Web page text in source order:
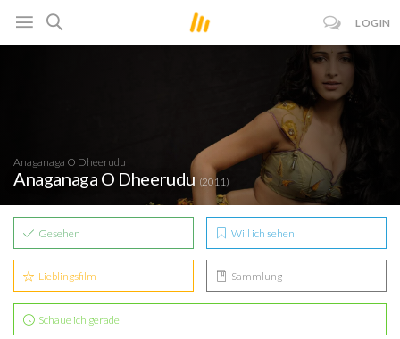
LOGIN
Anaganaga O Dheerudu
Anaganaga O Dheerudu (2011)
Gesehen Will ich sehen
Lieblingsfilm Sammlung
Schaue ich gerade